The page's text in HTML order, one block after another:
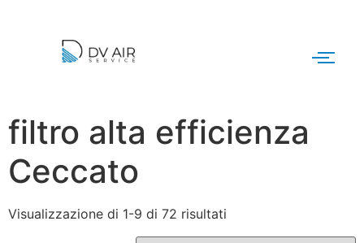
filtro alta efficienza
Ceccato
Visualizzazione di 1-9 di 72 risultati